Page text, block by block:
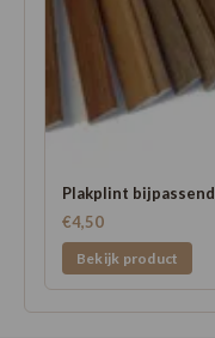
Plakplint bijpassend
€4,50
Bekijk product